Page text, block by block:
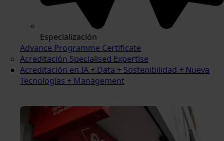
Especialización
Advance Programme Certificate
Acreditación Specialised Expertise
Acreditación en IA + Data + Sostenibilidad + Nueva
Tecnologías + Management